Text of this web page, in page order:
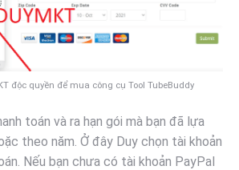
độc quyền để mua công cụ Tool TubeBuddy
toán và ra hạn gói mà bạn đã lựa
theo năm. Ở đây Duy chọn tài khoản
Nếu bạn chưa có tài khoản PayPal